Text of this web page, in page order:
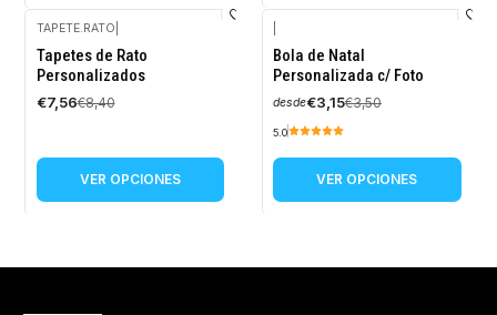
-10%
OFF
TAPETE.RATO
Tapetes de Rato
Personalizados
€7,56€8,40
VER OPCIONES
-10%
OFF
Bola de Natal
Personalizada c/ Foto
desde€3,15€3,50
5.0
VER OPCIONES